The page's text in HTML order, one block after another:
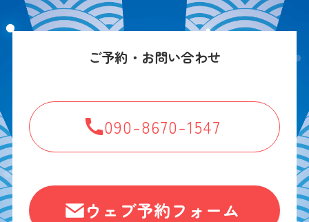
ご予約・お問い合わせ
090-8670-1547
ウェブ予約フォーム